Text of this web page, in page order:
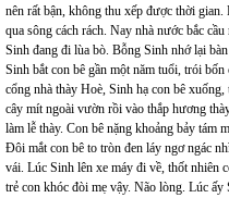
nên rất bận, không thu xếp được thời
qua sông cách rách. Nay nhà nước bắc
Sinh đang đi lùa bò. Bỗng Sinh nhớ lại
Sinh bắt con bê gần một năm tuổi, trói
cổng nhà thày Hoè, Sinh hạ con bê
cây mít ngoài vườn rồi vào thắp hương
làm lễ thày. Con bê nặng khoảng bảy tám
Đôi mắt con bê to tròn đen láy ngơ ngác
vái. Lúc Sinh lên xe máy đi về, thốt nhiên
trẻ con khóc đòi mẹ vậy. Não lòng. Lúc